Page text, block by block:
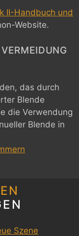
II-Handbuch und
Website.
das durch
Blende
die Verwendung
Blende in
Szene